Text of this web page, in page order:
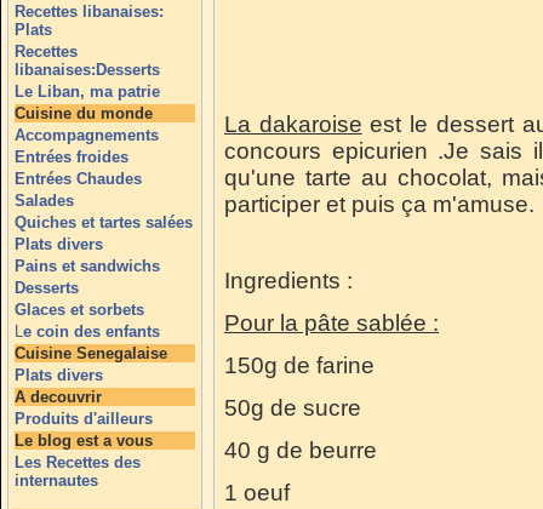
Recettes libanaises:
Plats
Recettes
libanaises:Desserts
Le Liban, ma patrie
Cuisine du monde
Accompagnements
Entrées froides
Entrées Chaudes
Salades
Quiches et tartes salées
Plats divers
Pains et sandwichs
Desserts
Glaces et sorbets
Le coin des enfants
Cuisine Senegalaise
Plats divers
A decouvrir
Produits d'ailleurs
Le blog est a vous
Les Recettes des
internautes
La dakaroise est le dessert
concours epicurien .Je sais
qu'une tarte au chocolat,
participer et puis ça m'amuse.
Ingredients :
Pour la pâte sablée :
150g de farine
50g de sucre
40 g de beurre
1 oeuf